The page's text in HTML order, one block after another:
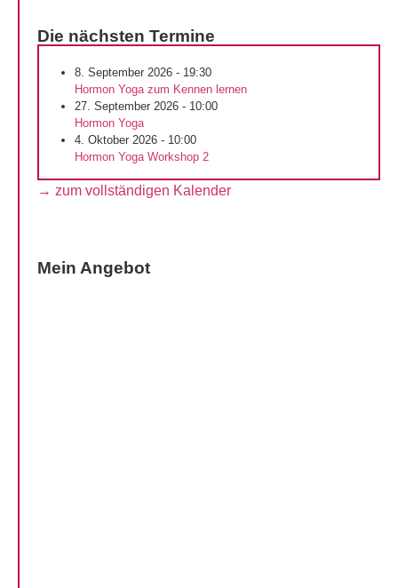
Die nächsten Termine
8. September 2026 - 19:30
Hormon Yoga zum Kennen lernen
27. September 2026 - 10:00
Hormon Yoga
4. Oktober 2026 - 10:00
Hormon Yoga Workshop 2
→ zum vollständigen Kalender
Mein Angebot